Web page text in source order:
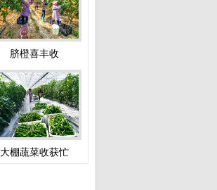
脐橙喜丰收
大棚蔬菜收获忙